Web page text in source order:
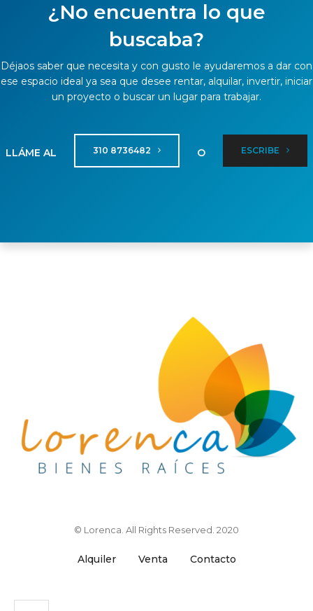
¿No encuentra lo que
buscaba?
Déjaos saber que necesita y con gusto le ayudaremos a dar con
ese espacio ideal ya sea que desee rentar, alquilar, invertir, iniciar
un proyecto o buscar un lugar para trabajar.
LLÁME AL 310 8736482 O ESCRIBE
© Lorenca. All Rights Reserved. 2020
Alquiler Venta Contacto